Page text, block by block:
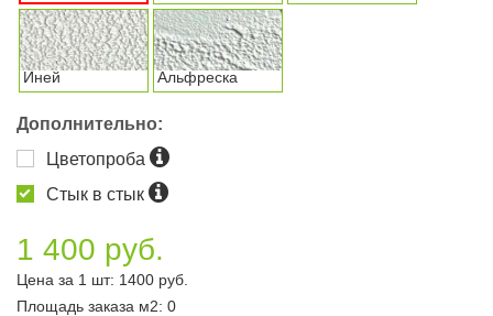
Иней Альфреска
Дополнительно:
Цветопроба
Стык в стык
1 400 руб.
Цена за 1 шт: 1400 руб.
Площадь заказа м2: 0